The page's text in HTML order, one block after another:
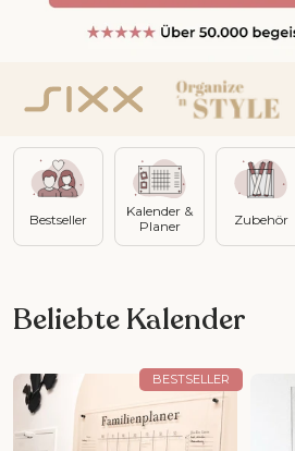
Bestseller
Kalender &
Planer
Zubehör
Beliebte Kalender
BESTSELLER